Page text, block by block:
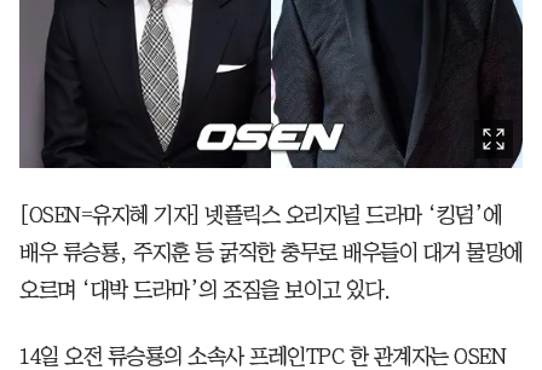
[OSEN=유지혜 기자] 넷플릭스 오리지널 드라마 ‘킹덤’에
배우 류승룡, 주지훈 등 굵직한 충무로 배우들이 대거 물망에
오르며 ‘대박 드라마’의 조짐을 보이고 있다.
14일 오전 류승룡의 소속사 프레인TPC 한 관계자는 OSEN